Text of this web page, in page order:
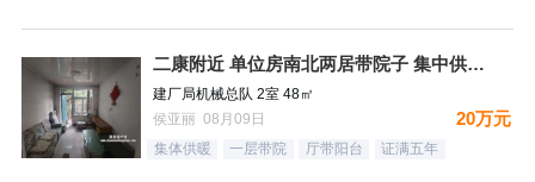
二康附近 单位房南北两居带院子 集中供暖税费低
建厂局机械总队 2室 48㎡
侯亚丽 08月09日
20万元
集体供暖 一层带院 厅带阳台 证满五年